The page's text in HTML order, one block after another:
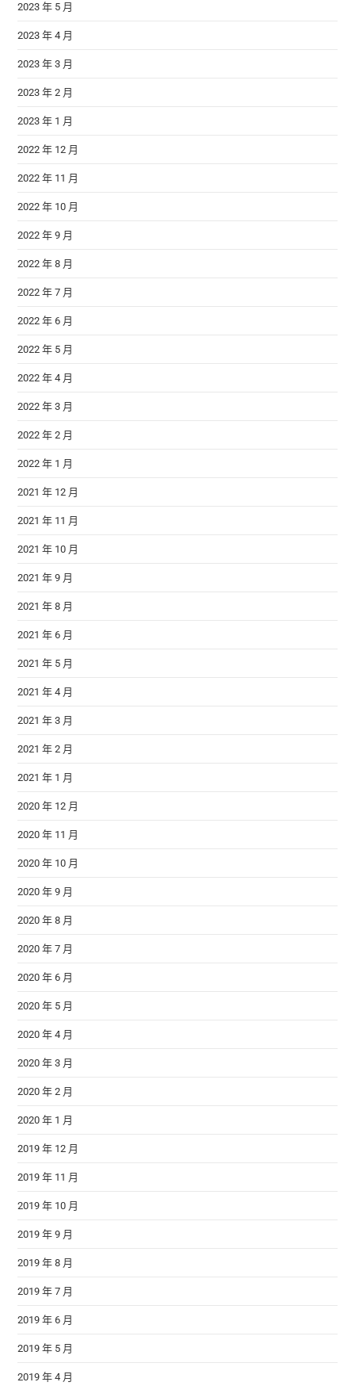
2023 年 5 月
2023 年 4 月
2023 年 3 月
2023 年 2 月
2023 年 1 月
2022 年 12 月
2022 年 11 月
2022 年 10 月
2022 年 9 月
2022 年 8 月
2022 年 7 月
2022 年 6 月
2022 年 5 月
2022 年 4 月
2022 年 3 月
2022 年 2 月
2022 年 1 月
2021 年 12 月
2021 年 11 月
2021 年 10 月
2021 年 9 月
2021 年 8 月
2021 年 6 月
2021 年 5 月
2021 年 4 月
2021 年 3 月
2021 年 2 月
2021 年 1 月
2020 年 12 月
2020 年 11 月
2020 年 10 月
2020 年 9 月
2020 年 8 月
2020 年 7 月
2020 年 6 月
2020 年 5 月
2020 年 4 月
2020 年 3 月
2020 年 2 月
2020 年 1 月
2019 年 12 月
2019 年 11 月
2019 年 10 月
2019 年 9 月
2019 年 8 月
2019 年 7 月
2019 年 6 月
2019 年 5 月
2019 年 4 月